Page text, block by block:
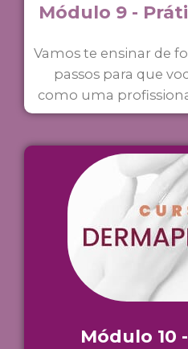
Módulo 9 -
Vamos te ensinar de
passos para que
como uma
Módulo 10